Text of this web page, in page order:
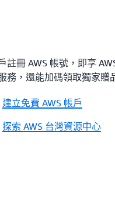
註冊 AWS 帳號，即享
務，還能加碼領取獨家贈
建立免費 AWS 帳戶
探索 AWS 台灣資源中心